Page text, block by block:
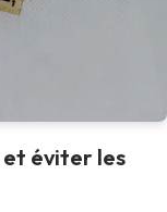
et éviter les